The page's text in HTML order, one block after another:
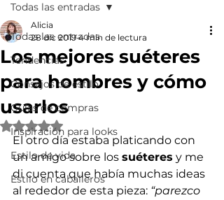
Todas las entradas
Tendencias
Consejos de estilo
Guías de compras
Inspiración para looks
Estilo de vida
Estilo en caballeros
Todas las entradas
Los mejores suéteres
para hombres y cómo
usarlos
Alicia
28 dic 2019 4 min de lectura
Obtuvo NaN de 5 estrellas.
El otro día estaba platicando con
un amigo sobre los suéteres y me
di cuenta que había muchas ideas
al rededor de esta pieza: “parezco